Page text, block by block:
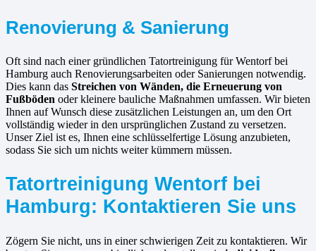
Renovierung & Sanierung
Oft sind nach einer gründlichen Tatortreinigung für Wentorf bei
Hamburg auch Renovierungsarbeiten oder Sanierungen notwendig.
Dies kann das Streichen von Wänden, die Erneuerung von
Fußböden oder kleinere bauliche Maßnahmen umfassen. Wir bieten
Ihnen auf Wunsch diese zusätzlichen Leistungen an, um den Ort
vollständig wieder in den ursprünglichen Zustand zu versetzen.
Unser Ziel ist es, Ihnen eine schlüsselfertige Lösung anzubieten,
sodass Sie sich um nichts weiter kümmern müssen.
Tatortreinigung Wentorf bei
Hamburg: Kontaktieren Sie uns
Zögern Sie nicht, uns in einer schwierigen Zeit zu kontaktieren. Wir